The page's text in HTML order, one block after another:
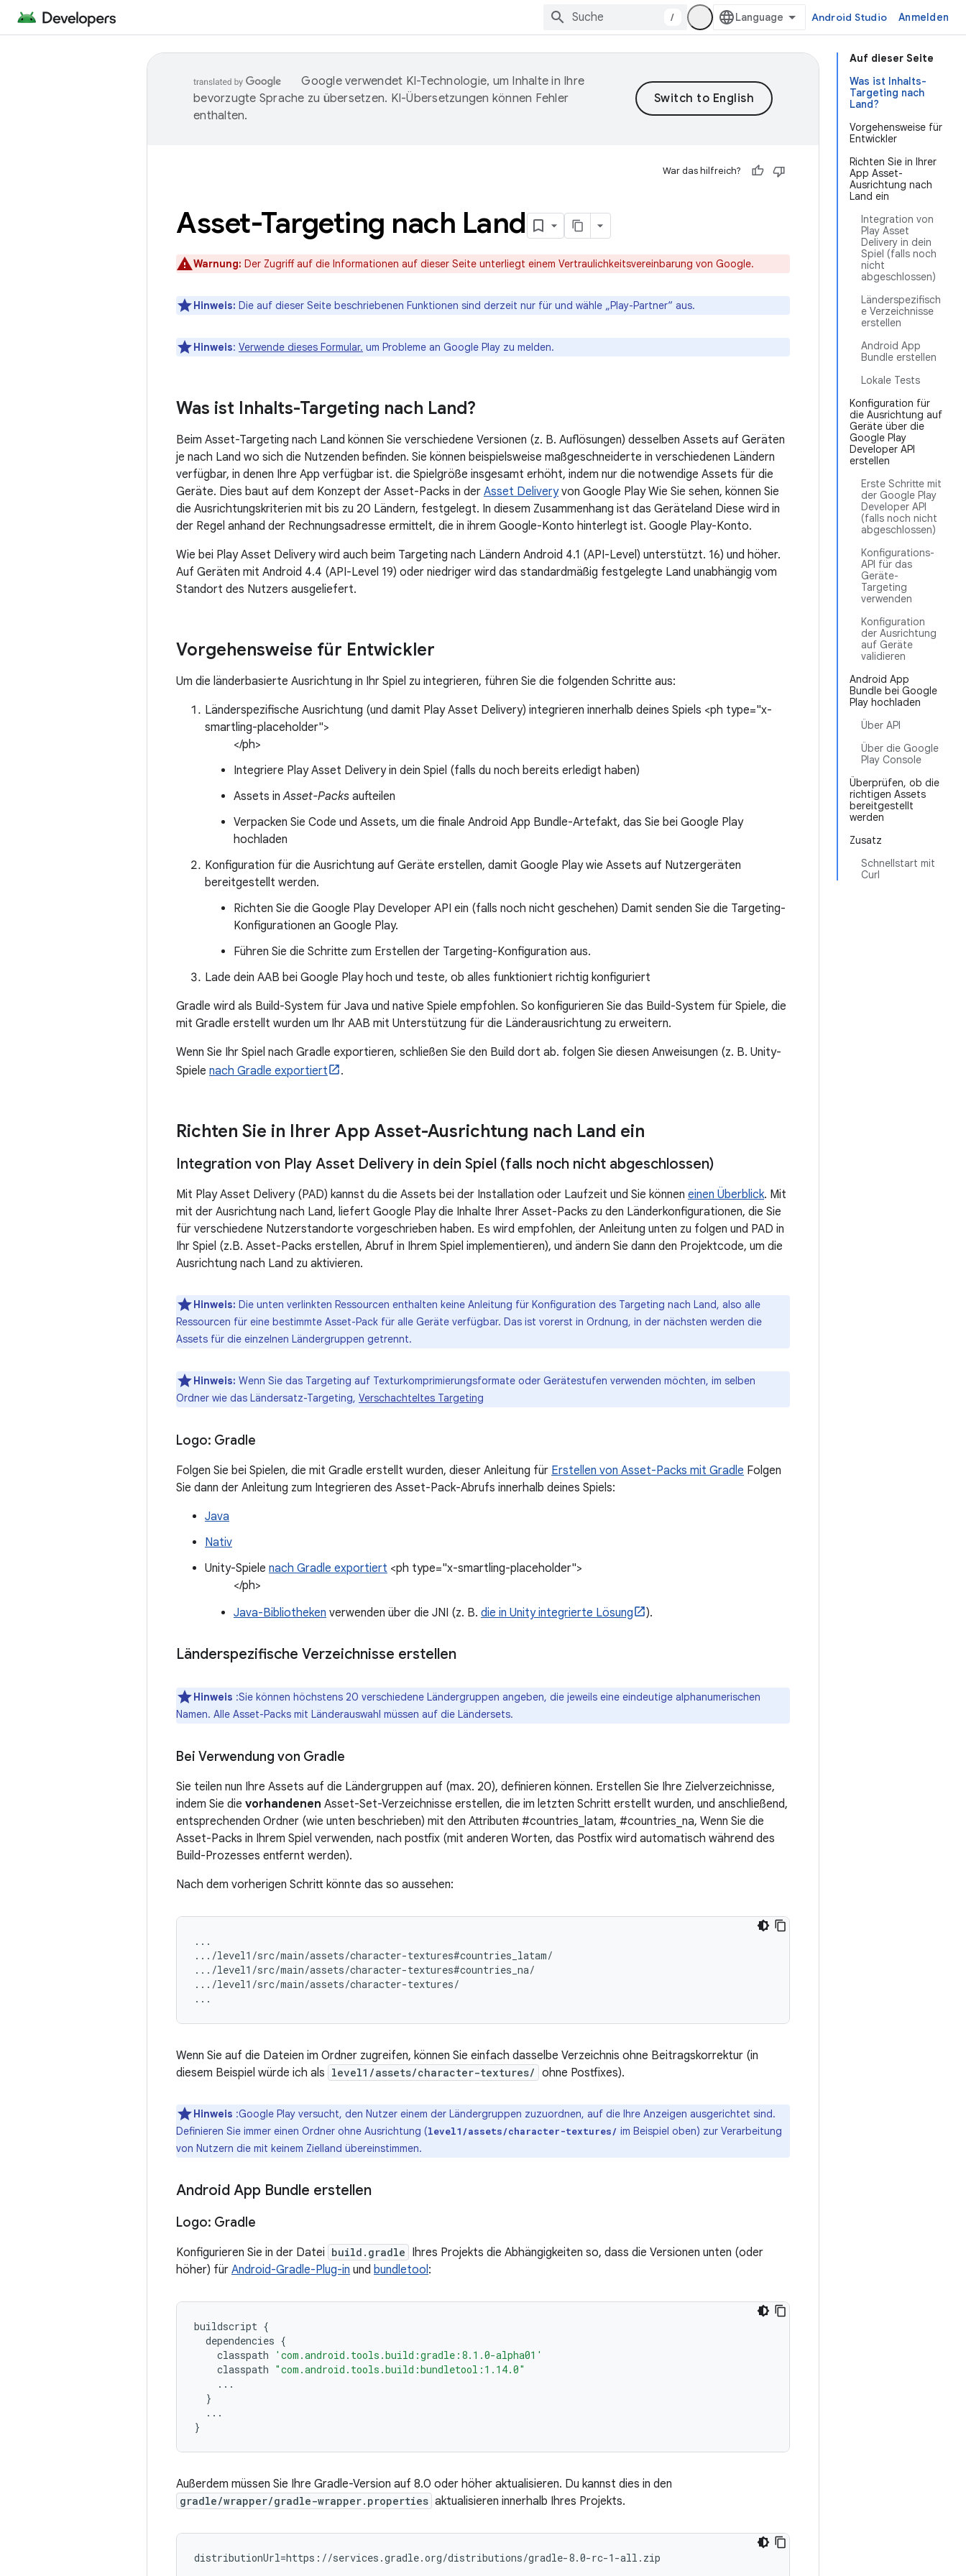
/ Android Studio Anmelden
Auf dieser Seite
Was ist Inhalts-
Targeting nach
Land?
Vorgehensweise für
Entwickler
Richten Sie in Ihrer
App Asset-
Ausrichtung nach
Land ein
Integration von
Play Asset
Delivery in dein
Spiel (falls noch
nicht
abgeschlossen)
Länderspezifisch
e Verzeichnisse
erstellen
Android App
Bundle erstellen
Lokale Tests
Konfiguration für
die Ausrichtung auf
Geräte über die
Google Play
Developer API
erstellen
Erste Schritte mit
der Google Play
Developer API
(falls noch nicht
abgeschlossen)
Konfigurations-
API für das
Geräte-
Targeting
verwenden
Konfiguration
der Ausrichtung
auf Geräte
validieren
Android App
Bundle bei Google
Play hochladen
Über API
Über die Google
Play Console
Überprüfen, ob die
richtigen Assets
bereitgestellt
werden
Zusatz
Schnellstart mit
Curl
Google verwendet KI-Technologie, um Inhalte in Ihre
bevorzugte Sprache zu übersetzen. KI-Übersetzungen können Fehler
enthalten.
War das hilfreich?
Asset-Targeting nach Land
Warnung: Der Zugriff auf die Informationen auf dieser Seite unterliegt einem Vertraulichkeitsvereinbarung von Google.
Hinweis: Die auf dieser Seite beschriebenen Funktionen sind derzeit nur für und wähle „Play-Partner“ aus.
Hinweis: Verwende dieses Formular. um Probleme an Google Play zu melden.
Was ist Inhalts-Targeting nach Land?
Beim Asset-Targeting nach Land können Sie verschiedene Versionen (z. B. Auflösungen) desselben Assets auf Geräten
je nach Land wo sich die Nutzenden befinden. Sie können beispielsweise maßgeschneiderte in verschiedenen Ländern
verfügbar, in denen Ihre App verfügbar ist. die Spielgröße insgesamt erhöht, indem nur die notwendige Assets für die
Geräte. Dies baut auf dem Konzept der Asset-Packs in der Asset Deliveryvon Google Play Wie Sie sehen, können Sie
die Ausrichtungskriterien mit bis zu 20 Ländern, festgelegt. In diesem Zusammenhang ist das Geräteland Diese wird in
der Regel anhand der Rechnungsadresse ermittelt, die in ihrem Google-Konto hinterlegt ist. Google Play-Konto.
Wie bei Play Asset Delivery wird auch beim Targeting nach Ländern Android 4.1 (API-Level) unterstützt. 16) und höher.
Auf Geräten mit Android 4.4 (API-Level 19) oder niedriger wird das standardmäßig festgelegte Land unabhängig vom
Standort des Nutzers ausgeliefert.
Vorgehensweise für Entwickler
Um die länderbasierte Ausrichtung in Ihr Spiel zu integrieren, führen Sie die folgenden Schritte aus:
Länderspezifische Ausrichtung (und damit Play Asset Delivery) integrieren innerhalb deines Spiels <ph type="x-
smartling-placeholder">
</ph>
Integriere Play Asset Delivery in dein Spiel (falls du noch bereits erledigt haben)
Assets inAsset-Packs aufteilen
Verpacken Sie Code und Assets, um die finale Android App Bundle-Artefakt, das Sie bei Google Play
hochladen
Konfiguration für die Ausrichtung auf Geräte erstellen, damit Google Play wie Assets auf Nutzergeräten
bereitgestellt werden.
Richten Sie die Google Play Developer API ein (falls noch nicht geschehen) Damit senden Sie die Targeting-
Konfigurationen an Google Play.
Führen Sie die Schritte zum Erstellen der Targeting-Konfiguration aus.
Lade dein AAB bei Google Play hoch und teste, ob alles funktioniert richtig konfiguriert
Gradle wird als Build-System für Java und native Spiele empfohlen. So konfigurieren Sie das Build-System für Spiele, die
mit Gradle erstellt wurden um Ihr AAB mit Unterstützung für die Länderausrichtung zu erweitern.
Wenn Sie Ihr Spiel nach Gradle exportieren, schließen Sie den Build dort ab. folgen Sie diesen Anweisungen (z. B. Unity-
Spiele nach Gradle exportiert .
Richten Sie in Ihrer App Asset-Ausrichtung nach Land ein
Integration von Play Asset Delivery in dein Spiel (falls noch nicht abgeschlossen)
Mit Play Asset Delivery (PAD) kannst du die Assets bei der Installation oder Laufzeit und Sie können einen Überblick. Mit
mit der Ausrichtung nach Land, liefert Google Play die Inhalte Ihrer Asset-Packs zu den Länderkonfigurationen, die Sie
für verschiedene Nutzerstandorte vorgeschrieben haben. Es wird empfohlen, der Anleitung unten zu folgen und PAD in
Ihr Spiel (z.B. Asset-Packs erstellen, Abruf in Ihrem Spiel implementieren), und ändern Sie dann den Projektcode, um die
Ausrichtung nach Land zu aktivieren.
Hinweis: Die unten verlinkten Ressourcen enthalten keine Anleitung für Konfiguration des Targeting nach Land, also alle
Ressourcen für eine bestimmte Asset-Pack für alle Geräte verfügbar. Das ist vorerst in Ordnung, in der nächsten werden die
Assets für die einzelnen Ländergruppen getrennt.
Hinweis: Wenn Sie das Targeting auf Texturkomprimierungsformate oder Gerätestufen verwenden möchten, im selben
Ordner wie das Ländersatz-Targeting, Verschachteltes Targeting
Logo: Gradle
Folgen Sie bei Spielen, die mit Gradle erstellt wurden, dieser Anleitung für Erstellen von Asset-Packs mit Gradle Folgen
Sie dann der Anleitung zum Integrieren des Asset-Pack-Abrufs innerhalb deines Spiels:
Java
Nativ
Unity-Spiele nach Gradle exportiert <ph type="x-smartling-placeholder">
</ph>
Java-Bibliotheken verwenden über die JNI (z. B. die in Unity integrierte Lösung ).
Länderspezifische Verzeichnisse erstellen
Hinweis :Sie können höchstens 20 verschiedene Ländergruppen angeben, die jeweils eine eindeutige alphanumerischen
Namen. Alle Asset-Packs mit Länderauswahl müssen auf die Ländersets.
Bei Verwendung von Gradle
Sie teilen nun Ihre Assets auf die Ländergruppen auf (max. 20), definieren können. Erstellen Sie Ihre Zielverzeichnisse,
indem Sie die vorhandenen Asset-Set-Verzeichnisse erstellen, die im letzten Schritt erstellt wurden, und anschließend,
entsprechenden Ordner (wie unten beschrieben) mit den Attributen #countries_latam, #countries_na, Wenn Sie die
Asset-Packs in Ihrem Spiel verwenden, nach postfix (mit anderen Worten, das Postfix wird automatisch während des
Build-Prozesses entfernt werden).
Nach dem vorherigen Schritt könnte das so aussehen:
...
.../level1/src/main/assets/character-textures#countries_latam/
.../level1/src/main/assets/character-textures#countries_na/
.../level1/src/main/assets/character-textures/
Wenn Sie auf die Dateien im Ordner zugreifen, können Sie einfach dasselbe Verzeichnis ohne Beitragskorrektur (in
diesem Beispiel würde ich als level1/assets/character-textures/ ohne Postfixes).
Hinweis :Google Play versucht, den Nutzer einem der Ländergruppen zuzuordnen, auf die Ihre Anzeigen ausgerichtet sind.
Definieren Sie immer einen Ordner ohne Ausrichtung (level1/assets/character-textures/ im Beispiel oben) zur Verarbeitung
von Nutzern die mit keinem Zielland übereinstimmen.
Android App Bundle erstellen
Logo: Gradle
Konfigurieren Sie in der Datei build.gradle Ihres Projekts die Abhängigkeiten so, dass die Versionen unten (oder
höher) für Android-Gradle-Plug-in und bundletool:
buildscript {
dependencies {
classpath
'com.android.tools.build:gradle:8.1.0-alpha01'
classpath "com.android.tools.build:bundletool:1.14.0"
...
}
...
}
Außerdem müssen Sie Ihre Gradle-Version auf 8.0 oder höher aktualisieren. Du kannst dies in den
gradle/wrapper/gradle-wrapper.properties aktualisieren innerhalb Ihres Projekts.